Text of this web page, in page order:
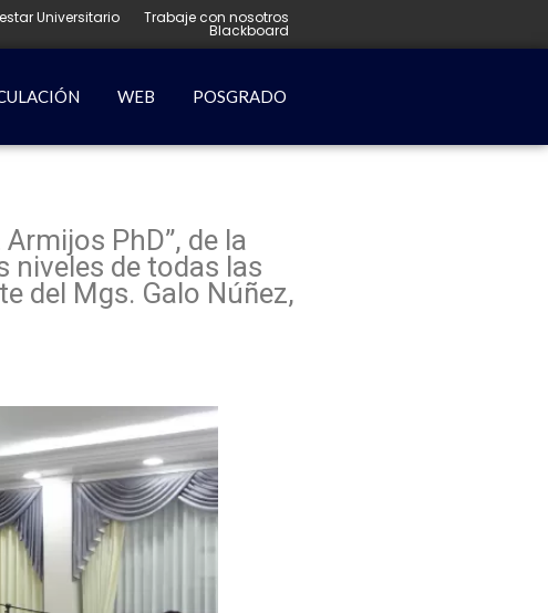
Universitario Trabaje con nosotros
Blackboard
WEB POSGRADO
PhD”, de la
niveles de todas las
del Mgs. Galo Núñez,